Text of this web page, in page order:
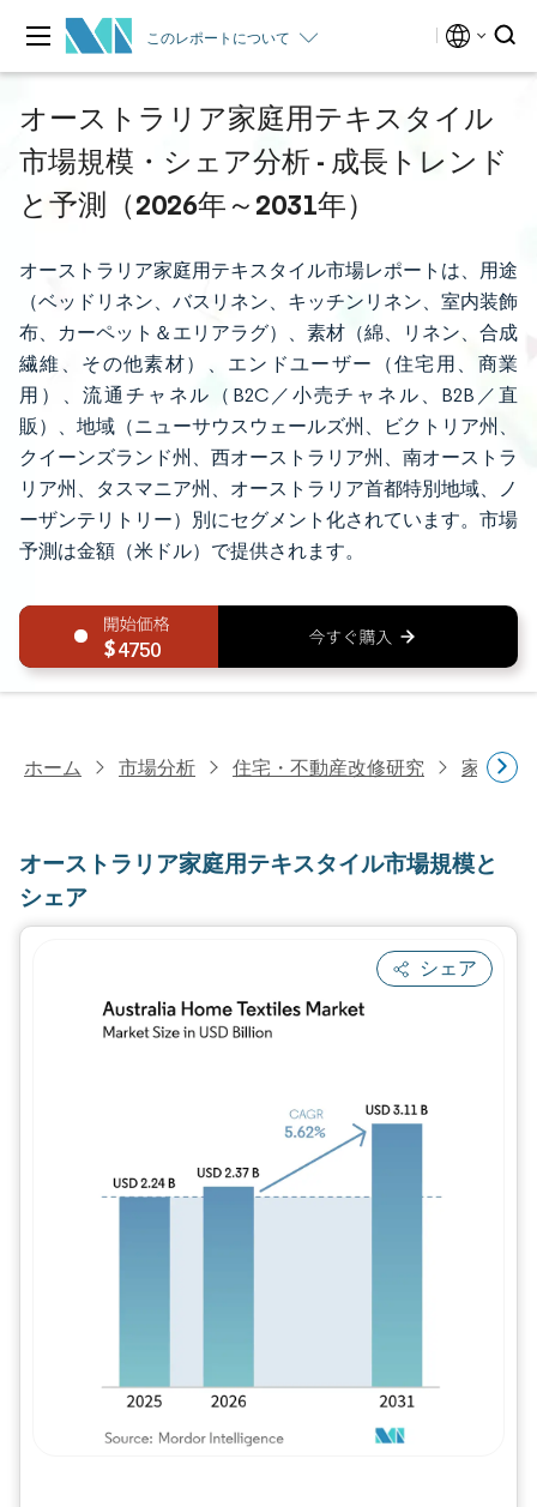
このレポートについて
オーストラリア家庭用テキスタイル
市場規模・シェア分析 - 成長トレンド
と予測（2026年～2031年）
オーストラリア家庭用テキスタイル市場レポートは、用途
（ベッドリネン、バスリネン、キッチンリネン、室内装飾
布、カーペット＆エリアラグ）、素材（綿、リネン、合成
繊維、その他素材）、エンドユーザー（住宅用、商業
用）、流通チャネル（B2C／小売チャネル、B2B／直
販）、地域（ニューサウスウェールズ州、ビクトリア州、
クイーンズランド州、西オーストラリア州、南オーストラ
リア州、タスマニア州、オーストラリア首都特別地域、ノ
ーザンテリトリー）別にセグメント化されています。市場
予測は金額（米ドル）で提供されます。
4750
ホーム 市場分析 住宅・不動産改修研究 家具・
オーストラリア家庭用テキスタイル市場規模と
シェア
シェア